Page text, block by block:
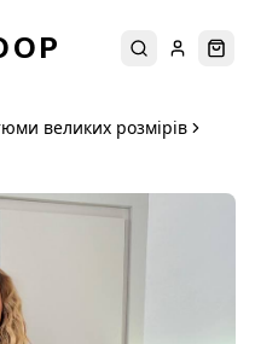
ПошукУвійти
великих розмірів